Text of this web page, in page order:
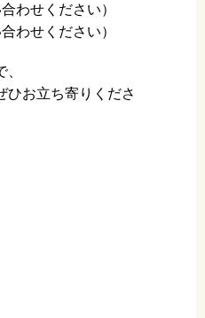
わせください）
わせください）
ひお立ち寄りくださ